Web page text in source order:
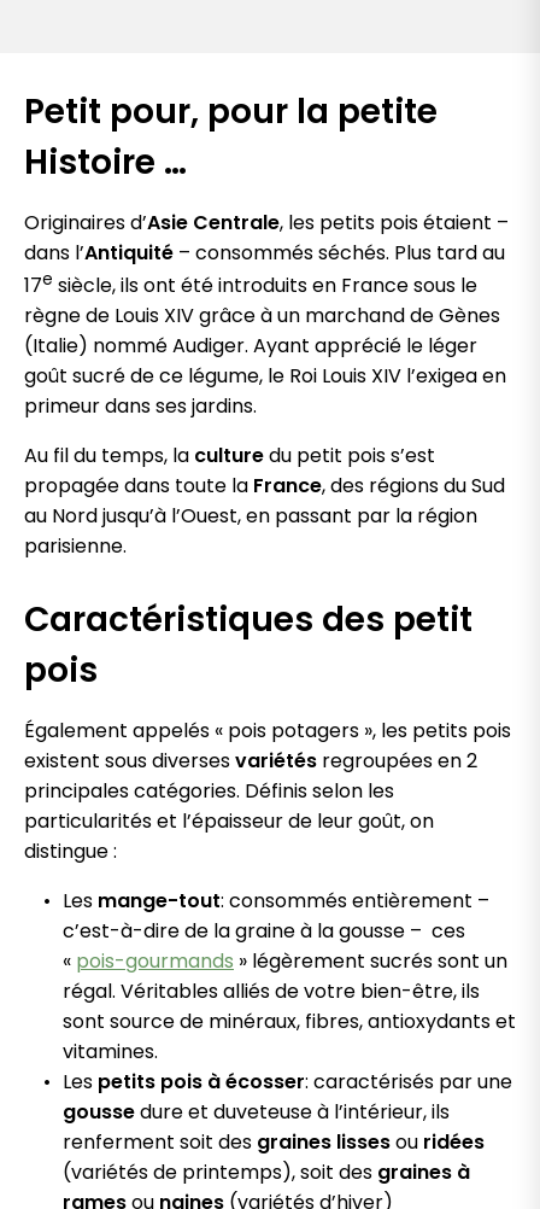
Petit pour, pour la petite
Histoire …
Originaires d’Asie Centrale, les petits pois étaient –
dans l’Antiquité – consommés séchés. Plus tard au
17e siècle, ils ont été introduits en France sous le
règne de Louis XIV grâce à un marchand de Gènes
(Italie) nommé Audiger. Ayant apprécié le léger
goût sucré de ce légume, le Roi Louis XIV l’exigea en
primeur dans ses jardins.
Au fil du temps, la culturedu petit pois s’est
propagée dans toute la France, des régions du Sud
au Nord jusqu’à l’Ouest, en passant par la région
parisienne.
Caractéristiques des petit
pois
Également appelés « pois potagers », les petits pois
existent sous diversesvariétés regroupées en 2
principales catégories. Définis selon les
particularités et l’épaisseur de leur goût, on
distingue :
Les mange-tout: consommés entièrement –
c’est-à-dire de la graine à la gousse – ces
« pois-gourmands » légèrement sucrés sont un
régal. Véritables alliés de votre bien-être, ils
sont source de minéraux, fibres, antioxydants et
vitamines.
Les petits pois à écosser: caractérisés par une
goussedure et duveteuse à l’intérieur, ils
renferment soit des graines lissesou ridées
(variétés de printemps), soit des graines à
ramesou naines (variétés d’hiver)